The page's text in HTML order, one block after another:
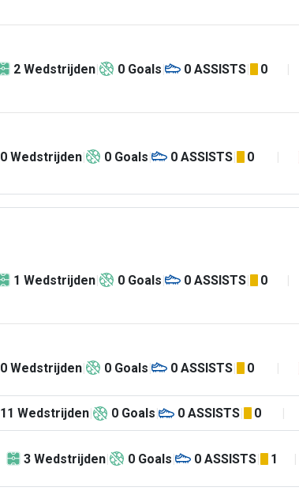
2 Wedstrijden 0 Goals 0 ASSISTS 0
0 Wedstrijden 0 Goals 0 ASSISTS 0
1 Wedstrijden 0 Goals 0 ASSISTS 0
0 Wedstrijden 0 Goals 0 ASSISTS 0
11 Wedstrijden 0 Goals 0 ASSISTS 0
3 Wedstrijden 0 Goals 0 ASSISTS 1